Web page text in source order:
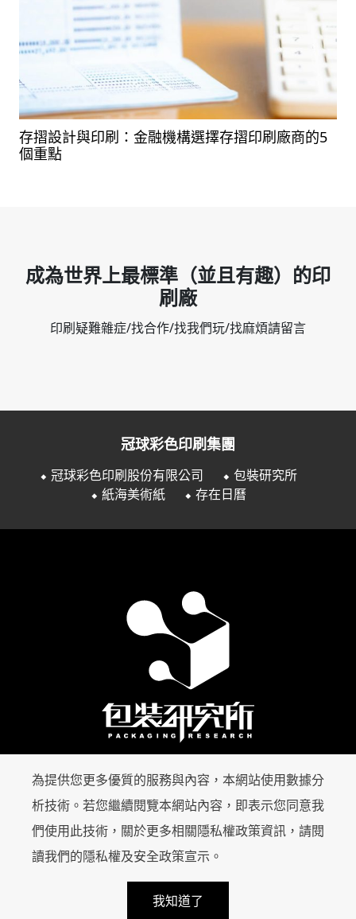
存摺設計與印刷：金融機構選擇存摺印刷廠商的5
個重點
成為世界上最標準（並且有趣）的印
刷廠
印刷疑難雜症/找合作/找我們玩/找麻煩請留言
冠球彩色印刷集團
⬥ 冠球彩色印刷股份有限公司
⬥ 包裝研究所
⬥ 紙海美術紙
⬥ 存在日曆
首頁 包裝印刷
超好笑包裝研究 知識專欄
設備介紹 服務案例
服務方案 關於我們
為提供您更多優質的服務與內容，本網站使用數據分
析技術。若您繼續閱覽本網站內容，即表示您同意我
們使用此技術，關於更多相關隱私權政策資訊，請閱
讀我們的隱私權及安全政策宣示 。
我知道了